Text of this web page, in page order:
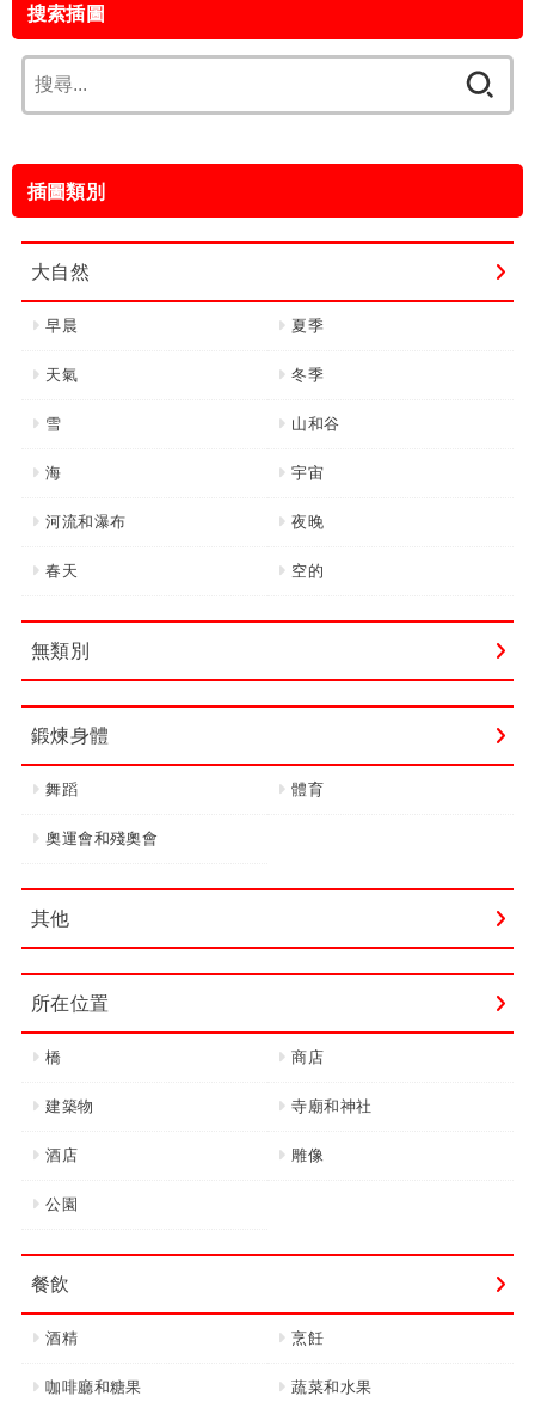
搜索插圖
尋
字:
插圖類別
大自然
早晨 夏季
天氣 冬季
雪 山和谷
海 宇宙
河流和瀑布 夜晚
春天 空的
無類別
鍛煉身體
舞蹈 體育
奧運會和殘奧會
其他
所在位置
橋 商店
建築物 寺廟和神社
酒店 雕像
公園
餐飲
酒精 烹飪
咖啡廳和糖果 蔬菜和水果